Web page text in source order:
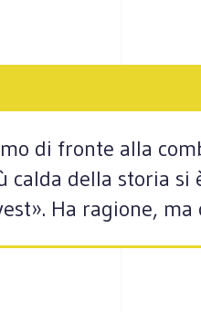
di fronte alla
calda della storia
Ha ragione,